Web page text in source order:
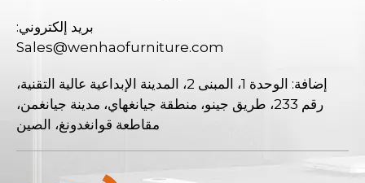
بريد إلكتروني:
Sales@wenhaofurniture.com
إضافة: الوحدة 1، المبنى 2، المدينة الإبداعية عالية التقنية،
رقم 233، طريق جينو، منطقة جيانغهاي، مدينة جيانغمن،
مقاطعة قوانغدونغ، الصين